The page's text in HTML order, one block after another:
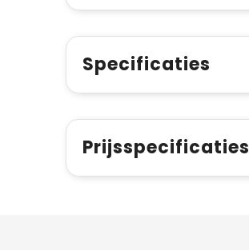
Specificaties
Prijsspecificaties